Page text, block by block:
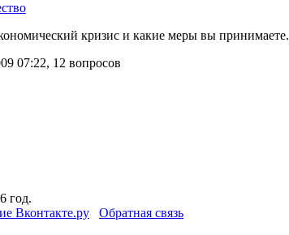
кризис и какие меры вы принимаете.
07:22, 12 вопросов
год.
Вконтакте.ру Обратная связь